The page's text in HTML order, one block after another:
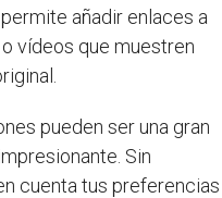
permite añadir enlaces a
vídeos que muestren
pueden ser una gran
Sin
cuenta tus preferencias